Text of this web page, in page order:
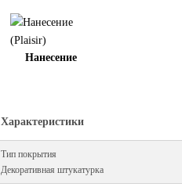
Нанесение
Характеристики
Тип покрытия
Декоративная штукатурка